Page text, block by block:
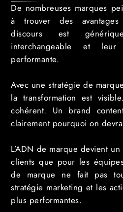
De nombreuses marques
à trouver des avantages
discours est
interchangeable et leur
performante.
Avec une stratégie de
la transformation est
cohérent. Un brand
clairement pourquoi on
L’ADN de marque devient
clients que pour les
de marque ne fait pas
stratégie marketing et les
plus performantes.